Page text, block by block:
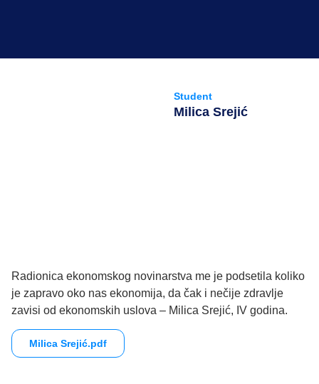
Student
Milica Srejić
Radionica ekonomskog novinarstva me je podsetila koliko
je zapravo oko nas ekonomija, da čak i nečije zdravlje
zavisi od ekonomskih uslova – Milica Srejić, IV godina.
Milica Srejić.pdf